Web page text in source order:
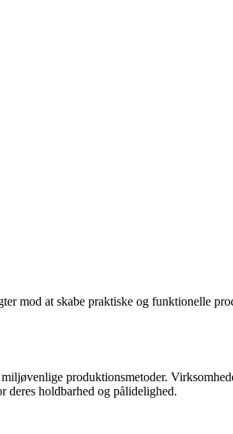
mod at skabe praktiske og funktionelle
produktionsmetoder.
deres holdbarhed og pålidelighed.